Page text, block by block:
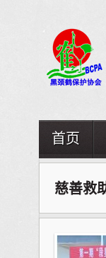
首页
慈善救